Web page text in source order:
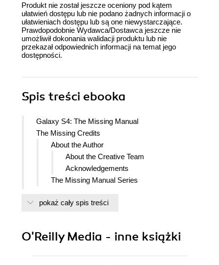
Produkt nie został jeszcze oceniony pod kątem
ułatwień dostępu lub nie podano żadnych informacji o
ułatwieniach dostępu lub są one niewystarczające.
Prawdopodobnie Wydawca/Dostawca jeszcze nie
umożliwił dokonania walidacji produktu lub nie
przekazał odpowiednich informacji na temat jego
dostępności.
Spis treści ebooka
Galaxy S4: The Missing Manual
The Missing Credits
About the Author
About the Creative Team
Acknowledgements
The Missing Manual Series
About the Samsung Galaxy S4
About the Outline
pokaż cały spis treści
O'Reilly Media - inne książki